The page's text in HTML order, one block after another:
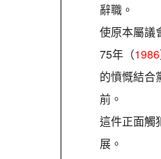
辭職。
使原本屬議
75年（1986
的憤慨結合
前。
這件正面觸
展。